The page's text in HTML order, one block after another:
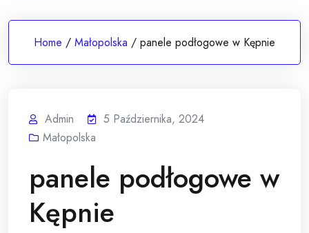
Home / Małopolska / panele podłogowe w Kępnie
Admin
5 Października, 2024
Małopolska
panele podłogowe w
Kępnie